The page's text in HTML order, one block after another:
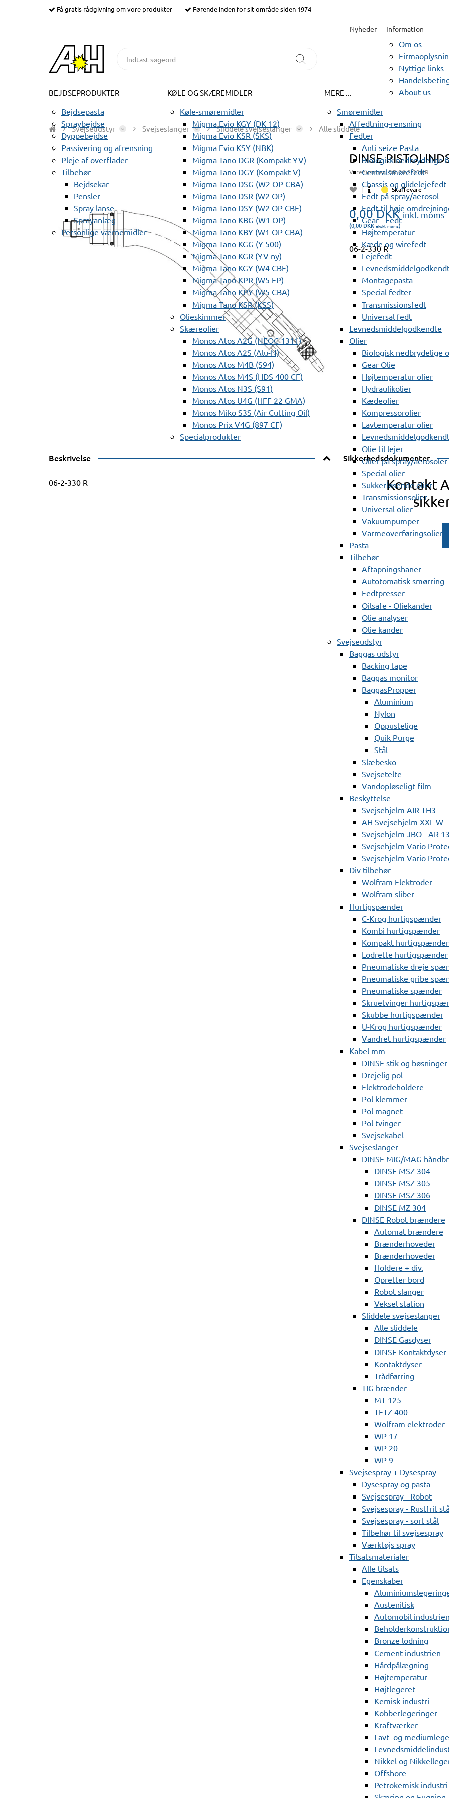
Få gratis rådgivning om vore produkter Førende inden for sit område siden 1974
Nyheder Information
Om os
Nyttige links
About us
BEJDSEPRODUKTER
Bejdsepasta
Spraybejdse
Dyppebejdse
Passivering og afrensning
Pleje af overflader
Tilbehør
Bejdsekar
Pensler
Spray lanse
Sprayanlæg
Personlige værnemidler
KØLE OG SKÆREMIDLER
Køle-smøremidler
Migma Evio KGY (DK 12)
Migma Evio KSR (SKS)
Migma Evio KSY (NBK)
Migma Tano DGR (Kompakt YV)
Migma Tano DGY (Kompakt V)
Migma Tano DSG (W2 OP CBA)
Migma Tano DSR (W2 OP)
Migma Tano DSY (W2 OP CBF)
Migma Tano KBG (W1 OP)
Migma Tano KBY (W1 OP CBA)
Migma Tano KGG (Y 500)
Migma Tano KGR (YV ny)
Migma Tano KGY (W4 CBF)
Migma Tano KPR (W5 EP)
Migma Tano KPY (W5 CBA)
Migma Tano KSR (KSS)
Olieskimmer
Skæreolier
Monos Atos A2G (NEOC 1311)
Monos Atos A2S (Alu-N)
Monos Atos M4B (S94)
Monos Atos M4S (HDS 400 CF)
Monos Atos N3S (S91)
Monos Atos U4G (HFF 22 GMA)
Monos Miko S3S (Air Cutting Oil)
Monos Prix V4G (897 CF)
Specialprodukter
MERE ...
Smøremidler
Affedtning-rensning
Fedter
Anti seize Pasta
Biologisk nedbrydelige
Centralsmørefedt
Chassis og glidelejefedt
Fedt på spray/aerosol
Fedt til høje
Gear - Fedt
Højtemperatur
Kæde og wirefedt
Lejefedt
Montagepasta
Special fedter
Transmissionsfedt
Universal fedt
Levnedsmiddelgodkendte
Olier
Biologisk nedbrydelige
Gear Olie
Højtemperatur olier
Hydraulikolier
Kædeolier
Kompressorolier
Lavtemperatur olier
Olie til lejer
Olier på spray/aerosoler
Special olier
Sukkerløsende olier
Transmissionsolier
Universal olier
Vakuumpumper
Varmeoverføringsolier
Pasta
Tilbehør
Aftapningshaner
Autotomatisk smørring
Fedtpresser
Oilsafe - Oliekander
Olie analyser
Olie kander
Svejseudstyr
Baggas udstyr
Backing tape
Baggas monitor
BaggasPropper
Aluminium
Nylon
Oppustelige
Quik Purge
Stål
Slæbesko
Svejsetelte
Vandopløseligt film
Beskyttelse
Svejsehjelm AIR TH3
AH Svejsehjelm XXL-W
Svejsehjelm JBO - AR
Svejsehjelm Vario
Svejsehjelm Vario
Div tilbehør
Wolfram Elektroder
Wolfram sliber
Hurtigspænder
C-Krog hurtigspænder
Kombi hurtigspænder
Kompakt hurtigspænder
Lodrette hurtigspænder
Pneumatiske dreje
Pneumatiske gribe
Pneumatiske spænder
Skruetvinger
Skubbe hurtigspænder
U-Krog hurtigspænder
Vandret hurtigspænder
Kabel mm
DINSE stik og bøsninger
Drejelig pol
Elektrodeholdere
Pol klemmer
Pol magnet
Pol tvinger
Svejsekabel
Svejseslanger
DINSE MIG/MAG
DINSE MSZ 304
DINSE MSZ 305
DINSE MSZ 306
DINSE MZ 304
DINSE Robot brændere
Automat brændere
Brænderhoveder
Brænderhoveder
Holdere + div.
Opretter bord
Robot slanger
Veksel station
Sliddele svejseslanger
Alle sliddele
DINSE Gasdyser
DINSE Kontaktdyser
Kontaktdyser
Trådførring
TIG brænder
MT 125
TETZ 400
Wolfram elektroder
WP 17
WP 20
WP 9
Svejsespray + Dysespray
Dysespray og pasta
Svejsespray - Robot
Svejsespray - Rustfrit
Svejsespray - sort stål
Tilbehør til svejsespray
Værktøjs spray
Tilsatsmaterialer
Alle tilsats
Egenskaber
Austenitisk
Automobil industrien
Bronze lodning
Cement industrien
Hårdpålægning
Højtemperatur
Højtlegeret
Kemisk industri
Kobberlegeringer
Kraftværker
Lavt- og
Nikkel og
Offshore
Petrokemisk industri
Svejseudstyr Svejseslanger Sliddele svejseslanger Alle sliddele
DINSE
Varenummer:DR 06-2-330 R
Skaffevare
0,00DKK inkl. moms
(0,00DKK ekskl. moms)
06-2-330 R
Beskrivelse
06-2-330 R
Sikkerhedsdokumenter
Kontakt